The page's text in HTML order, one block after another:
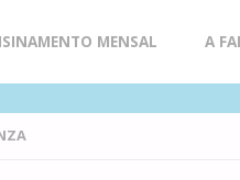
MENSAL A